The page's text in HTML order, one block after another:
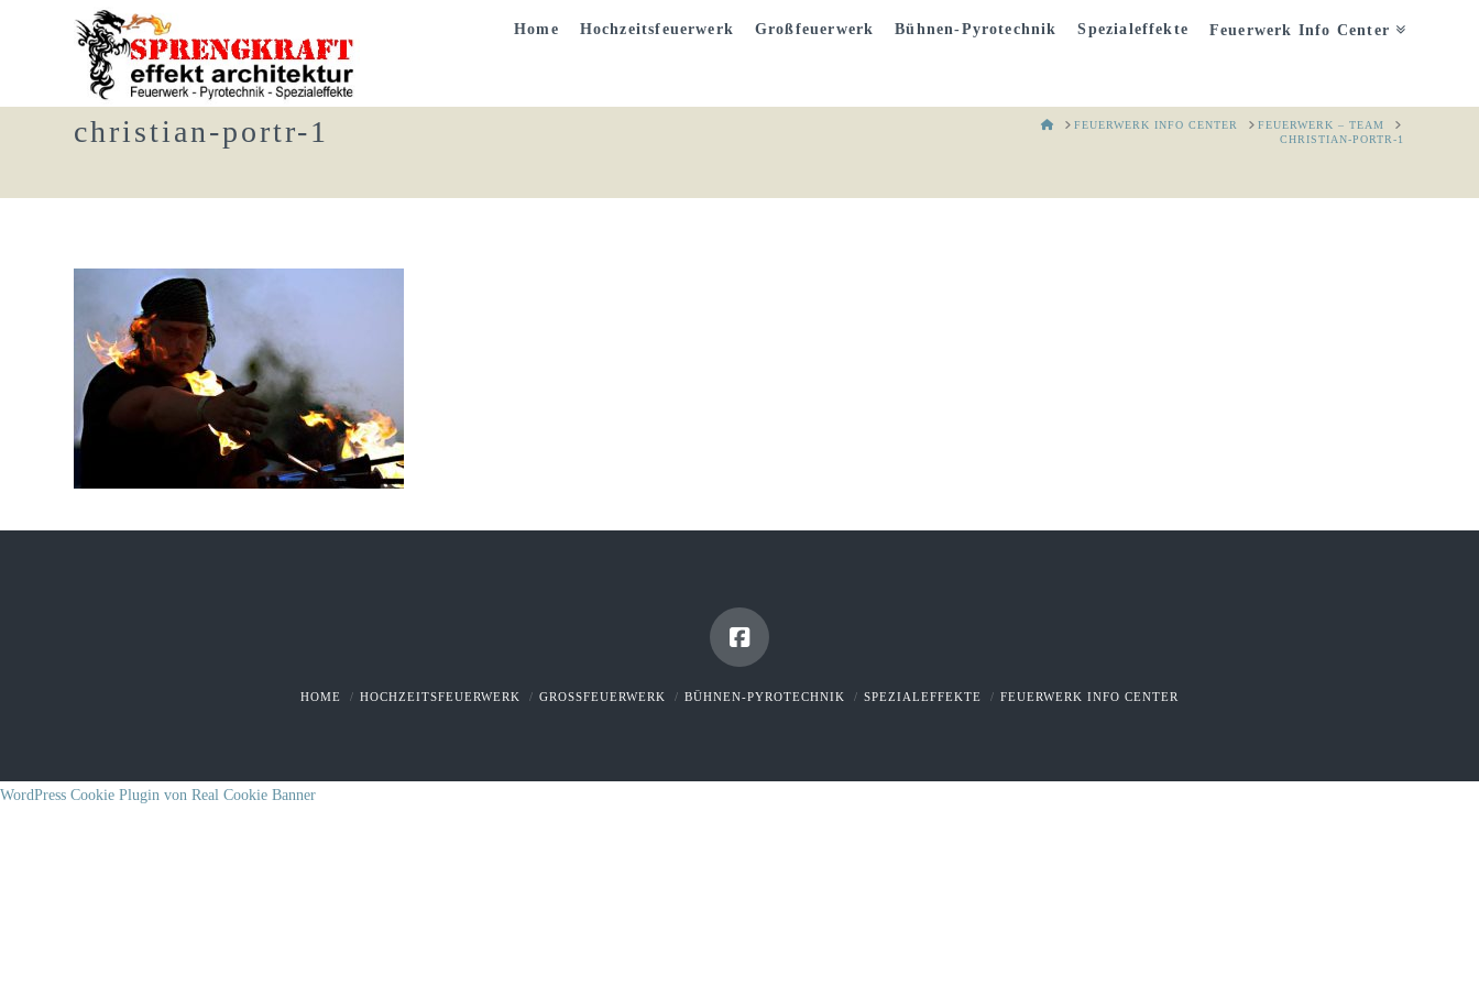
Home Hochzeitsfeuerwerk Großfeuerwerk Bühnen-Pyrotechnik Spezialeffekte Feuerwerk Info Center
christian-portr-1 HOMEFEUERWERK INFO CENTER
FEUERWERK – TEAM
CHRISTIAN-PORTR-1
HOME HOCHZEITSFEUERWERK GROSSFEUERWERK BÜHNEN-PYROTECHNIK SPEZIALEFFEKTE FEUERWERK INFO CENTER
WordPress Cookie Plugin von Real Cookie Banner